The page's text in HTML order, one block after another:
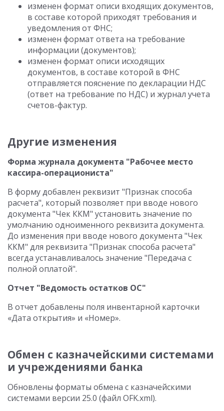
изменен формат описи входящих документов,
в составе которой приходят требования и
уведомления от ФНС;
изменен формат ответа на требование
информации (документов);
изменен формат описи исходящих
документов, в составе которой в ФНС
отправляется пояснение по декларации НДС
(ответ на требование по НДС) и журнал учета
счетов-фактур.
Другие изменения
Форма журнала документа "Рабочее место
кассира-операциониста"
В форму добавлен реквизит "Признак способа
расчета", который позволяет при вводе нового
документа "Чек ККМ" установить значение по
умолчанию одноименного реквизита документа.
До изменения при вводе нового документа "Чек
ККМ" для реквизита "Признак способа расчета"
всегда устанавливалось значение "Передача с
полной оплатой".
Отчет "Ведомость остатков ОС"
В отчет добавлены поля инвентарной карточки
«Дата открытия» и «Номер».
Обмен с казначейскими системами
и учреждениями банка
Обновлены форматы обмена с казначейскими
системами версии 25.0 (файл OFK.xml).